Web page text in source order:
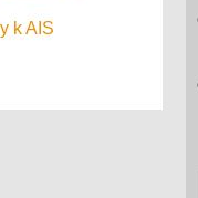
k AIS